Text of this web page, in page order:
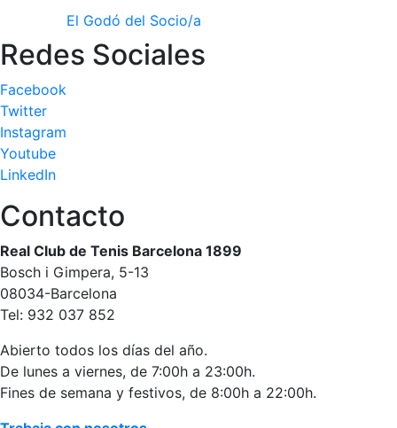
Entrenamientos
Actividades
dirigidas
Piscina
Normativa
Restaurantes
Restaurante
El Snack
Casa Arilla
Chill Out
Bar Piscina
Patrocinio
Patrocinadores
El Godó del Socio/a
Redes Sociales
Facebook
Twitter
Instagram
Youtube
LinkedIn
Contacto
Real Club de Tenis Barcelona 1899
Bosch i Gimpera, 5-13
08034-Barcelona
Tel: 932 037 852
Abierto todos los días del año.
De lunes a viernes, de 7:00h a 23:00h.
Fines de semana y festivos, de 8:00h a 22:00h.